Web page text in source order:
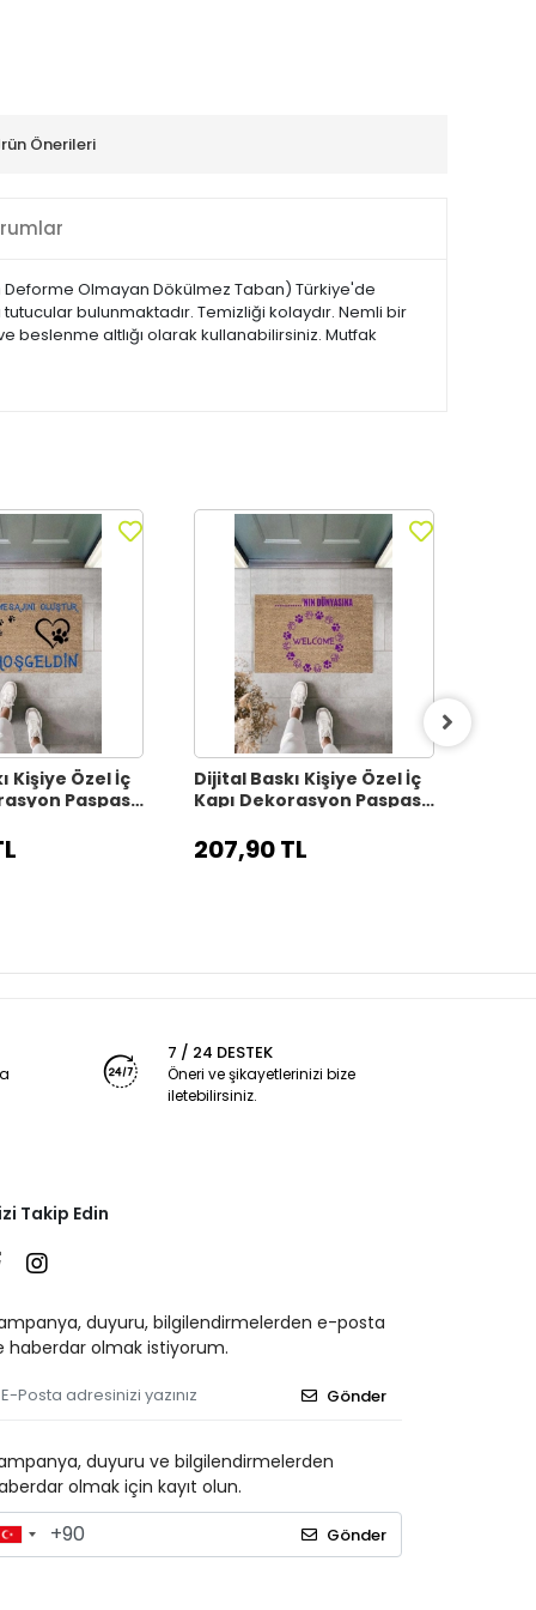
Önerileri
Deforme Olmayan Dökülmez Taban) Türkiye'de
bulunmaktadır. Temizliği kolaydır. Nemli bir
altlığı olarak kullanabilirsiniz. Mutfak
Kişiye Özel İç
Paspas
Dijital Baskı Kişiye Özel İç
Kapı Dekorasyon Paspas
207,90 TL
7 / 24 DESTEK
Öneri ve şikayetlerinizi bize
iletebilirsiniz.
Takip Edin
duyuru, bilgilendirmelerden e-posta
haberdar olmak istiyorum.
Gönder
duyuru ve bilgilendirmelerden
olmak için kayıt olun.
Gönder